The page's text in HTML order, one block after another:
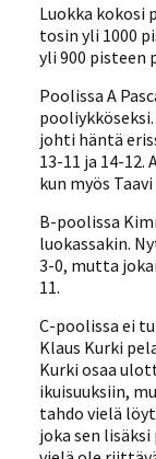
Luokka kokosi
tosin yli 1000
yli 900 pisteen
Poolissa A
johti häntä
13-11 ja 14-
kun myös
B-poolissa
luokassakin.
3-0, mutta
11.
C-poolissa ei
Klaus Kurki
Kurki osaa
ikuisuuksiin,
tahdo vielä
joka sen